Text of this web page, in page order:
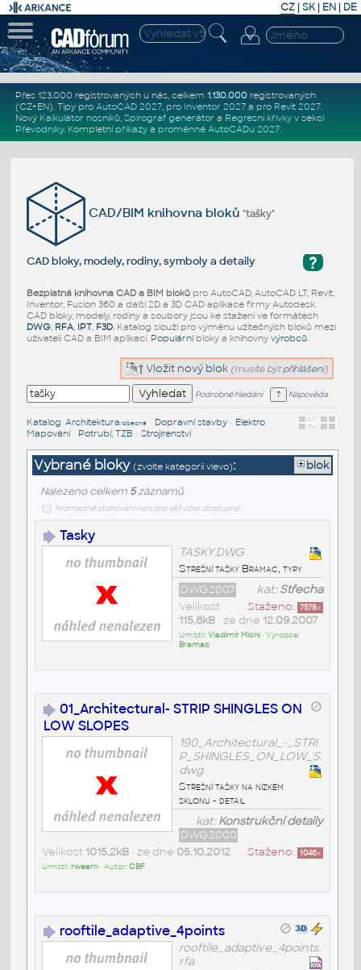
CZ | SK| EN | DE
Přes 123.000 registrovaných u nás, celkem 1.130.000registrovaných
(CZ+EN). Tipy pro AutoCAD 2027, pro Inventor 2027a pro Revit 2027.
Nový Kalkulátor nosníků, Spirograf generátor a Regresní křivkyv sekci
Převodníky. Kompletní příkazya proměnné AutoCADu 2027.
CAD/BIM knihovna bloků"tašky"
?
CAD bloky, modely, rodiny, symboly a detaily
Bezplatná knihovna CAD a BIM blokůpro AutoCAD, AutoCAD LT, Revit,
Inventor, Fusion 360 a další 2D a 3D CAD aplikace firmy Autodesk.
CAD bloky, modely, rodiny a soubory jsou ke stažení ve formátech
DWG, RFA, IPT, F3D. Katalog slouží pro výměnu užitečných bloků mezi
uživateli CAD a BIM aplikací. Populárníbloky a knihovny výrobců.
Vložit nový blok (musíte být přihlášeni)
Podrobné hledání Nápověda
Katalog: Architektura/obecné• Dopravní stavby• Elektro•
Mapování• Potrubí, TZB • Strojírenství
Vybrané bloky (zvolte kategorii vlevo): blok
Nalezeno celkem 5záznamů
hromadné stahování není pro váš účet dostupné
Tasky
TASKY.DWG
Střešní tašky Bramac, typy
kat:Střecha
DWG2007
Staženo: 7578x
Velikost
115,8kB• ze dne 12.09.2007
Umístil:Vladimír Michl • Výrobce:
Bramac
01_Architectural- STRIP SHINGLES ON
LOW SLOPES
190_Architectural_-_STRI
P_SHINGLES_ON_LOW_S.
dwg
Střešní tašky na nízkém
sklonu - detail
kat:Konstrukční detaily
DWG2000
Staženo: 1046x
Velikost 1015,2kB• ze dne 05.10.2012
Umístil:rwearn• Autor:CBF
rooftile_adaptive_4points
rooftile_adaptive_4points.
rfa